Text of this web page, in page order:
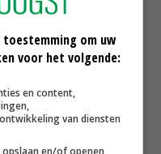
melkprijs daalt licht in
om uw
voor het volgende:
en content,
van diensten
en/of openen